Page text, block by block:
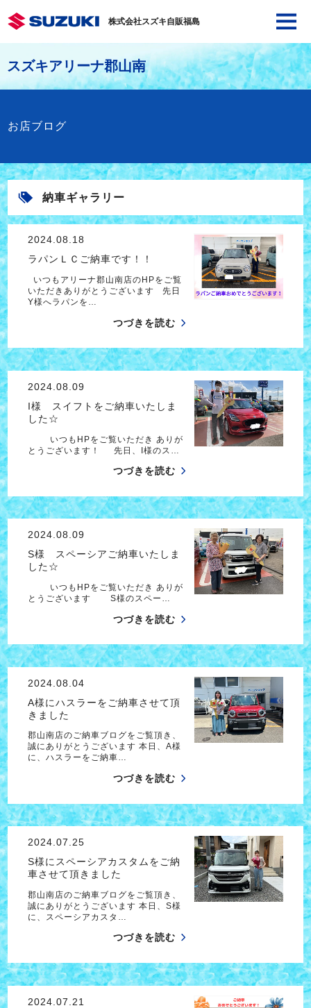
株式会社スズキ自販福島
スズキアリーナ郡山南
お店ブログ
納車ギャラリー
2024.08.18
ラパンＬＣご納車です！！
いつもアリーナ郡山南店のHPをご覧
いただきありがとうございます 先日
Y様へラパンを…
つづきを読む
2024.08.09
I様 スイフトをご納車いたしま
した☆
いつもHPをご覧いただき ありが
とうございます！ 先日、I様のス…
つづきを読む
2024.08.09
S様 スペーシアご納車いたしま
した☆
いつもHPをご覧いただき ありが
とうございます S様のスペー…
つづきを読む
2024.08.04
A様にハスラーをご納車させて頂
きました
郡山南店のご納車ブログをご覧頂き、
誠にありがとうございます 本日、A様
に、ハスラーをご納車…
つづきを読む
2024.07.25
S様にスペーシアカスタムをご納
車させて頂きました
郡山南店のご納車ブログをご覧頂き、
誠にありがとうございます 本日、S様
に、スペーシアカスタ…
つづきを読む
2024.07.21